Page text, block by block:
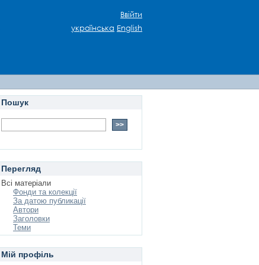
Ввійти
українська English
Пошук
Перегляд
Всі матеріали
Фонди та колекції
За датою публикації
Автори
Заголовки
Теми
Мій профіль